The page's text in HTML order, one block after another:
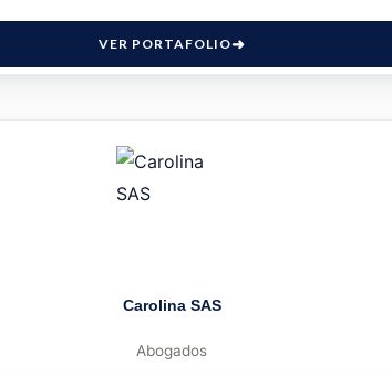
VER PORTAFOLIO
Carolina SAS
Abogados